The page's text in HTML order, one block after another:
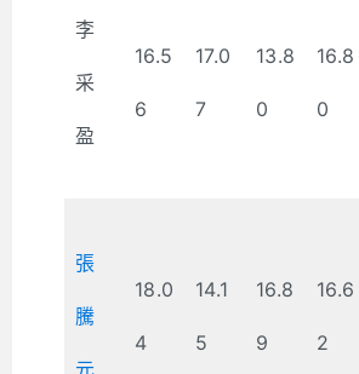
李
采
盈
16.5
6
17.0
7
13.8
0
16.8
0
張
騰
元
18.0
4
14.1
5
16.8
9
16.6
2